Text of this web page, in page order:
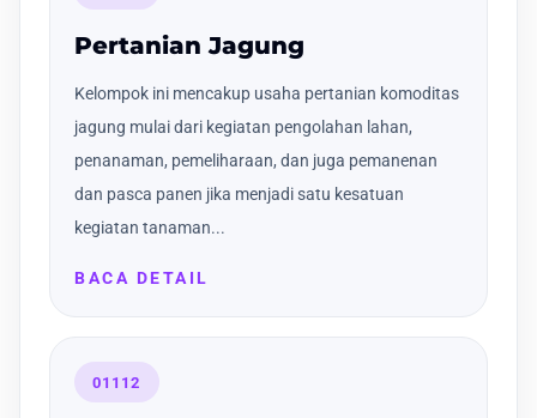
Pertanian Jagung
Kelompok ini mencakup usaha pertanian komoditas
jagung mulai dari kegiatan pengolahan lahan,
penanaman, pemeliharaan, dan juga pemanenan
dan pasca panen jika menjadi satu kesatuan
kegiatan tanaman...
BACA DETAIL
01112